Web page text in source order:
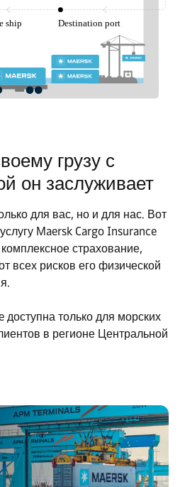
грузу с
он заслуживает
для вас, но и для нас. Вот
Maersk Cargo Insurance
страхование,
всех рисков его физической
доступна только для морских
в регионе Центральной